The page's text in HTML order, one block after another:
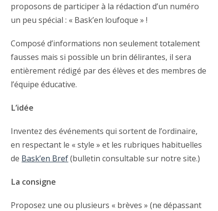
proposons de participer à la rédaction d’un numéro
un peu spécial : « Bask’en loufoque » !
Composé d’informations non seulement totalement
fausses mais si possible un brin délirantes, il sera
entièrement rédigé par des élèves et des membres de
l’équipe éducative.
L’idée
Inventez des événements qui sortent de l’ordinaire,
en respectant le « style » et les rubriques habituelles
de Bask’en Bref(bulletin consultable sur notre site.)
La consigne
Proposez une ou plusieurs « brèves » (ne dépassant